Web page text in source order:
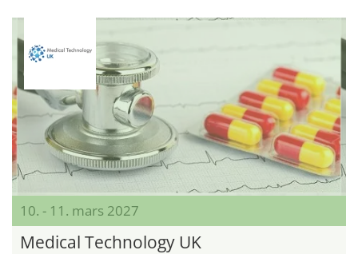
10. - 11. mars 2027
Medical Technology UK